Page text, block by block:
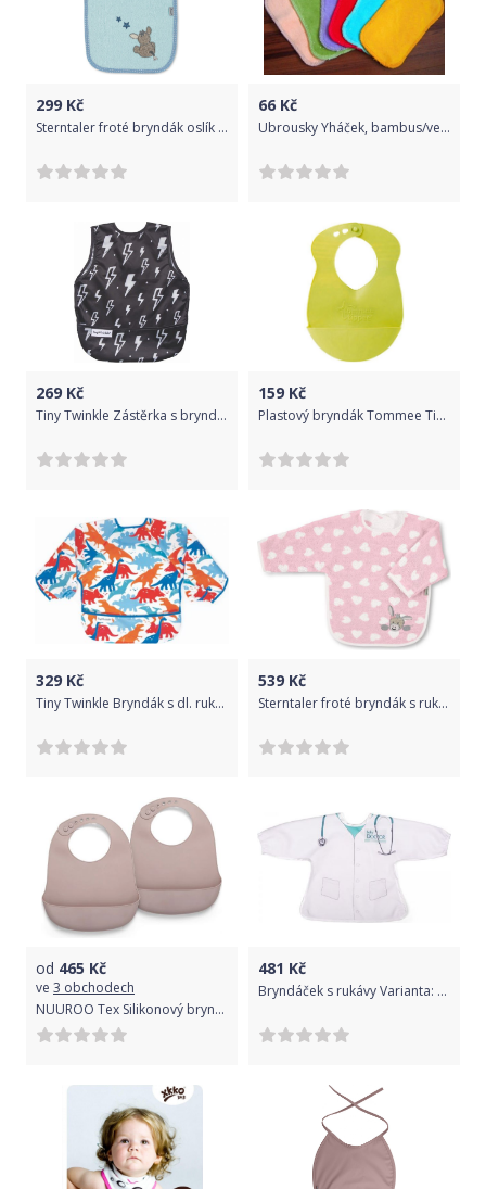
299 Kč
Sterntaler froté bryndák oslík Emmi 7032070
66 Kč
Ubrousky Yháček, bambus/velur, 3 ks Pro: Holčičku
269 Kč
Tiny Twinkle Zástěrka s bryndákem - Lightning (S)
159 Kč
Plastový bryndák Tommee Tippee Explora žlutozelený
329 Kč
Tiny Twinkle Bryndák s dl. rukávem - Red Dino (L)
539 Kč
Sterntaler froté bryndák s rukávy oslík Emma, srdíčka 7071838
od 465 Kč
ve 3 obchodech
NUUROO Tex Silikonový bryndák 2 ks Solid Woodrose
481 Kč
Bryndáček s rukávy Varianta: malíř